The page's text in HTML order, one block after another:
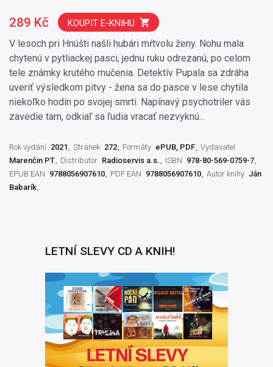
V lesoch pri Hnúšti našli hubári mŕtvolu ženy. Nohu mala
chytenú v pytliackej pasci, jednu ruku odrezanú, po celom
tele známky krutého mučenia. Detektív Pupala sa zdráha
uveriť výsledkom pitvy - žena sa do pasce v lese chytila
niekoľko hodín po svojej smrti. Napínavý psychotriler vás
zavedie tam, odkiaľ sa ľudia vracať nezvyknú...
289 Kč KOUPIT E-KNIHU
Rok vydání 2021 Stránek 272 Formáty ePUB, PDF Vydavatel
Marenčin PT
Distributor Radioservis a.s. ISBN 978-80-569-0759-7
EPUB EAN 9788056907610 PDF EAN 9788056907610 Autor knihy Ján
Babarík
LETNÍ SLEVY CD A KNIH!